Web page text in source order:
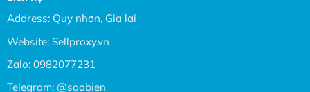
Address: Quy nhơn, Gia lai
Website: Sellproxy.vn
Zalo: 0982077231
Telegram: @saobien